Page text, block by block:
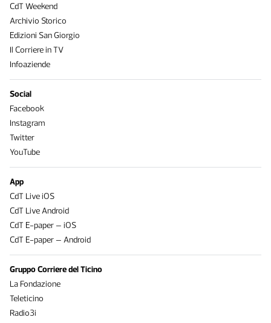
CdT Weekend
Archivio Storico
Edizioni San Giorgio
Il Corriere in TV
Infoaziende
Social
Facebook
Instagram
Twitter
YouTube
App
CdT Live iOS
CdT Live Android
CdT E-paper – iOS
CdT E-paper – Android
Gruppo Corriere del Ticino
La Fondazione
Teleticino
Radio3i